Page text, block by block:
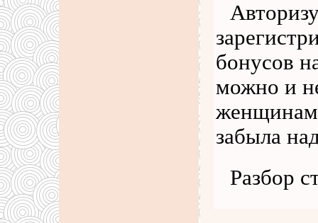
бонусов
можно и
женщинам
забыла
Разбор